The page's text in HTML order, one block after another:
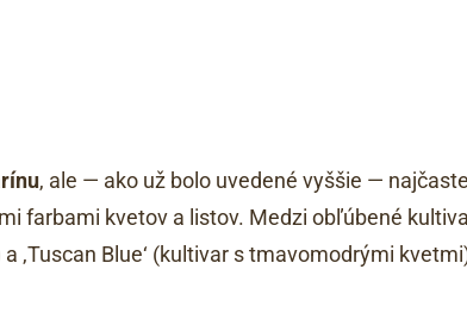
, ale — ako už bolo uvedené vyššie —
farbami kvetov a listov. Medzi obľúbené
‚Tuscan Blue‘ (kultivar s tmavomodrými